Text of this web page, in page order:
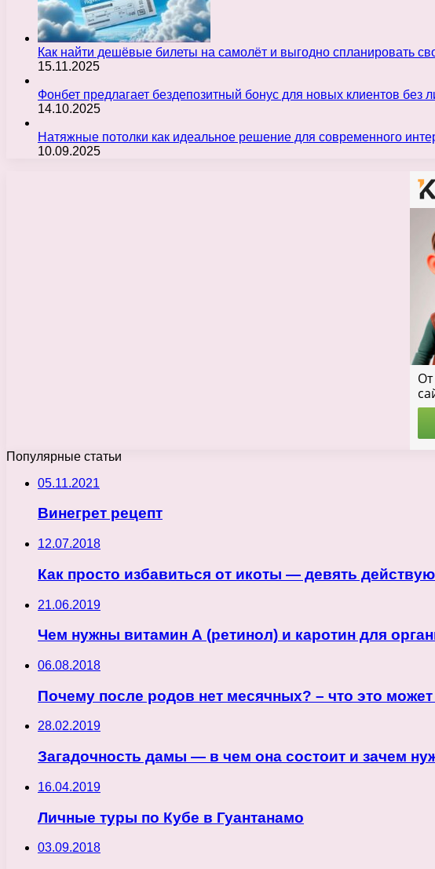
Как найти дешёвые билеты на самолёт и выгодно спланировать
15.11.2025
Фонбет предлагает бездепозитный бонус для новых клиентов без
14.10.2025
Натяжные потолки как идеальное решение для современного
10.09.2025
Популярные статьи
05.11.2021
Винегрет рецепт
12.07.2018
Как просто избавиться от икоты — девять
21.06.2019
Чем нужны витамин А (ретинол) и каротин для
06.08.2018
Почему после родов нет месячных? – что это может
28.02.2019
Загадочность дамы — в чем она состоит и зачем
16.04.2019
Личные туры по Кубе в Гуантанамо
03.09.2018